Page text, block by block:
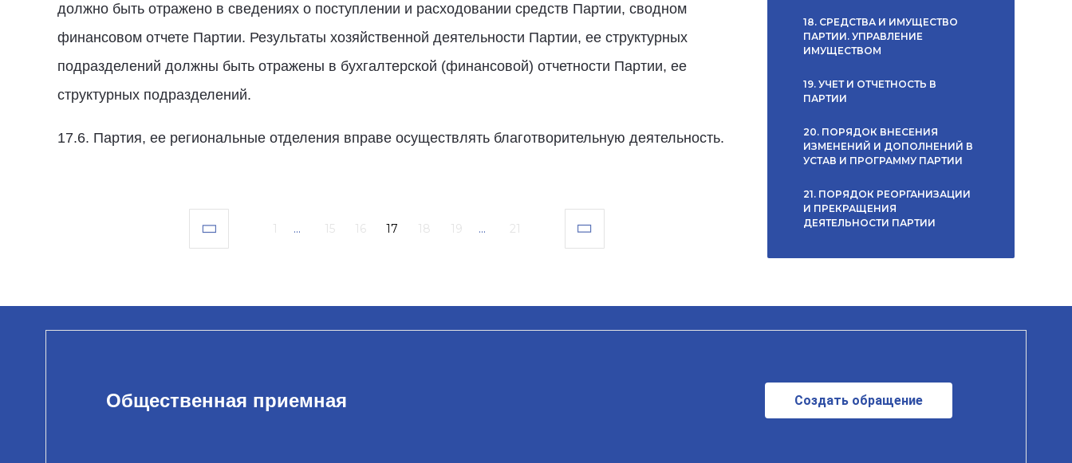
должно быть отражено в сведениях о поступлении и расходовании средств Партии, сводном
финансовом отчете Партии. Результаты хозяйственной деятельности Партии, ее структурных
подразделений должны быть отражены в бухгалтерской (финансовой) отчетности Партии, ее
структурных подразделений.
17.6. Партия, ее региональные отделения вправе осуществлять благотворительную деятельность.
1 ... 15 16 17 18 19 ... 21
18. СРЕДСТВА И ИМУЩЕСТВО
ПАРТИИ. УПРАВЛЕНИЕ
ИМУЩЕСТВОМ
19. УЧЕТ И ОТЧЕТНОСТЬ В
ПАРТИИ
20. ПОРЯДОК ВНЕСЕНИЯ
ИЗМЕНЕНИЙ И ДОПОЛНЕНИЙ В
УСТАВ И ПРОГРАММУ ПАРТИИ
21. ПОРЯДОК РЕОРГАНИЗАЦИИ
И ПРЕКРАЩЕНИЯ
ДЕЯТЕЛЬНОСТИ ПАРТИИ
Общественная приемная Создать обращение